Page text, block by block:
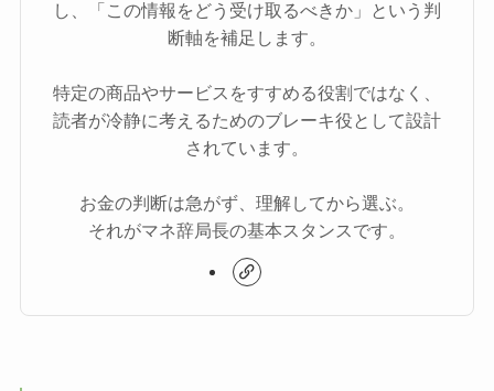
し、「この情報をどう受け取るべきか」という判
断軸を補足します。
特定の商品やサービスをすすめる役割ではなく、
読者が冷静に考えるためのブレーキ役として設計
されています。
お金の判断は急がず、理解してから選ぶ。
それがマネ辞局長の基本スタンスです。